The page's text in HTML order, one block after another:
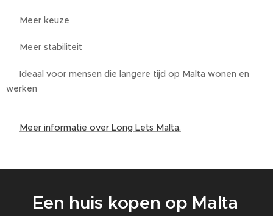
✅ Meer keuze
✅ Meer stabiliteit
✅ Ideaal voor mensen die langere tijd op Malta wonen en
werken
Meer informatie over Long Lets Malta.
🏡 Een huis kopen op Malta